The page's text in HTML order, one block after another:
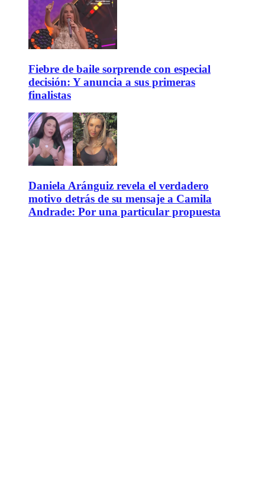
Fiebre de baile sorprende con especial
decisión: Y anuncia a sus primeras
finalistas
Daniela Aránguiz revela el verdadero
motivo detrás de su mensaje a Camila
Andrade: Por una particular propuesta